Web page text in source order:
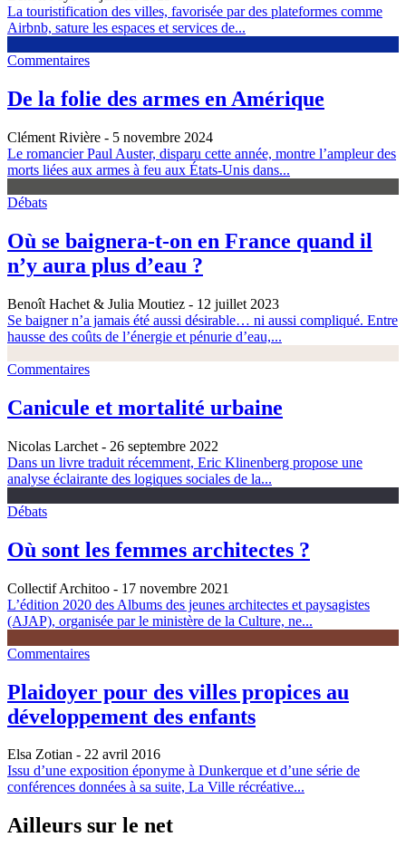
La touristification des villes, favorisée par des plateformes comme
Airbnb, sature les espaces et services de...
Commentaires
De la folie des armes en Amérique
Clément Rivière - 5 novembre 2024
Le romancier Paul Auster, disparu cette année, montre l’ampleur des
morts liées aux armes à feu aux États-Unis dans...
Débats
Où se baignera-t-on en France quand il
n’y aura plus d’eau ?
Benoît Hachet & Julia Moutiez - 12 juillet 2023
Se baigner n’a jamais été aussi désirable… ni aussi compliqué. Entre
hausse des coûts de l’énergie et pénurie d’eau,...
Commentaires
Canicule et mortalité urbaine
Nicolas Larchet - 26 septembre 2022
Dans un livre traduit récemment, Eric Klinenberg propose une
analyse éclairante des logiques sociales de la...
Débats
Où sont les femmes architectes ?
Collectif Architoo - 17 novembre 2021
L’édition 2020 des Albums des jeunes architectes et paysagistes
(AJAP), organisée par le ministère de la Culture, ne...
Commentaires
Plaidoyer pour des villes propices au
développement des enfants
Elsa Zotian - 22 avril 2016
Issu d’une exposition éponyme à Dunkerque et d’une série de
conférences données à sa suite, La Ville récréative...
Ailleurs sur le net